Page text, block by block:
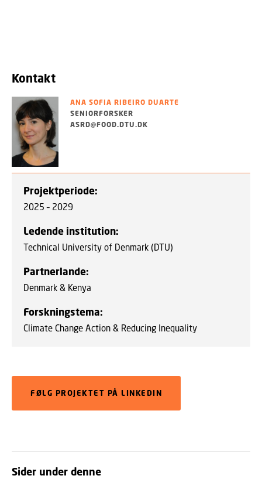
Kontakt
ANA SOFIA RIBEIRO DUARTE
SENIORFORSKER
ASRD@FOOD.DTU.DK
Projektperiode:
2025 – 2029
Ledende institution:
Technical University of Denmark (DTU)
Partnerlande:
Denmark & Kenya
Forskningstema:
Climate Change Action & Reducing Inequality
FØLG PROJEKTET PÅ LINKEDIN
Sider under denne